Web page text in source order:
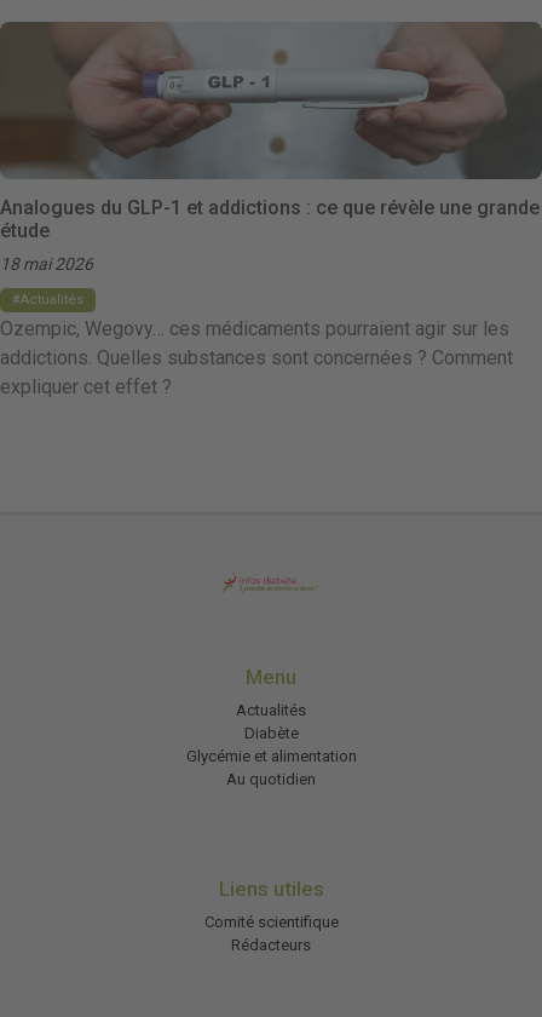
Analogues du GLP-1 et addictions : ce que révèle une grande
étude
18 mai 2026
Actualités
Ozempic, Wegovy… ces médicaments pourraient agir sur les
addictions. Quelles substances sont concernées ? Comment
expliquer cet effet ?
Menu
Actualités
Diabète
Glycémie et alimentation
Au quotidien
Liens utiles
Comité scientifique
Rédacteurs